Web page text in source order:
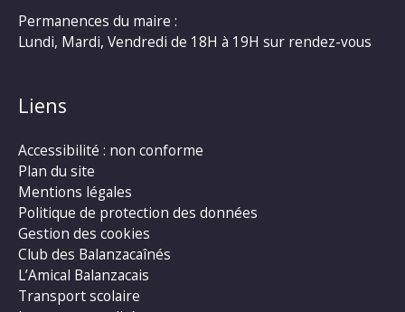
Permanences du maire :
Lundi, Mardi, Vendredi de 18H à 19H sur rendez-vous
Liens
Accessibilité : non conforme
Plan du site
Mentions légales
Politique de protection des données
Gestion des cookies
Club des Balanzacaînés
L’Amical Balanzacais
Transport scolaire